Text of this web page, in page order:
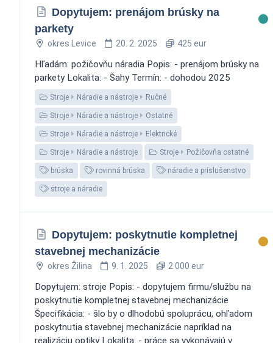
Dopytujem: prenájom brúsky na
parkety
okres Levice 20. 2. 2025 425 eur
Hľadám: požičovňu náradia Popis: - prenájom brúsky na
parkety Lokalita: - Šahy Termín: - dohodou 2025
Stroje Náradie a nástroje Ručné
Stroje Náradie a nástroje Ostatné
Stroje Náradie a nástroje Elektrické
Stroje Náradie a nástroje Stroje Požičovňa ostatné
brúska rovinná brúska náradie a príslušenstvo
stroje a náradie
Dopytujem: poskytnutie kompletnej
stavebnej mechanizácie
okres Žilina 9. 1. 2025 2 000 eur
Dopytujem: stroje Popis: - dopytujem firmu/službu na
poskytnutie kompletnej stavebnej mechanizácie
Špecifikácia: - šlo by o dlhodobú spoluprácu, ohľadom
poskytnutia stavebnej mechanizácie napríklad na
realizáciu optiky Lokalita: - práce sa vykonávajú v